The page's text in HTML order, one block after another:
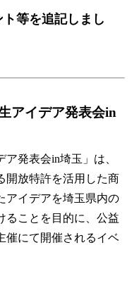
等を追記しまし
アイデア発表会in
ア発表会in埼玉」は、
開放特許を活用した商
アイデアを埼玉県内の
ることを目的に、公益
催にて開催されるイベ